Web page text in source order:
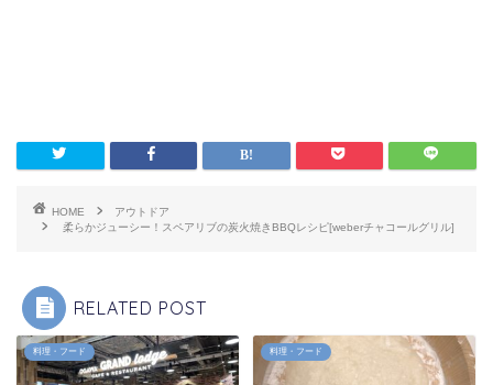
HOME
アウトドア
柔らかジューシー！スペアリブの炭火焼きBBQレシピ[weberチャコールグリル]
RELATED POST
料理・フード 料理・フード